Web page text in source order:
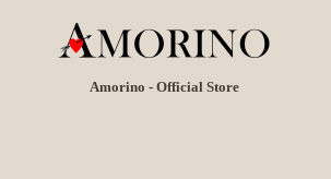
Amorino - Official Store